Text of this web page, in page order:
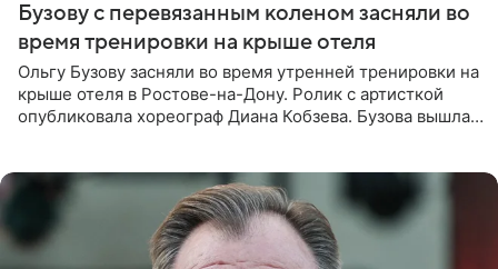
Бузову с перевязанным коленом засняли во
время тренировки на крыше отеля
Ольгу Бузову засняли во время утренней тренировки на
крыше отеля в Ростове-на-Дону. Ролик с артисткой
опубликовала хореограф Диана Кобзева. Бузова вышла